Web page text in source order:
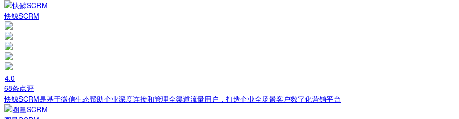
快鲸SCRM
4.0
68条点评
快鲸SCRM是基于微信生态帮助企业深度连接和管理全渠道流量用户，打造企业全场景客户数字化营销平台